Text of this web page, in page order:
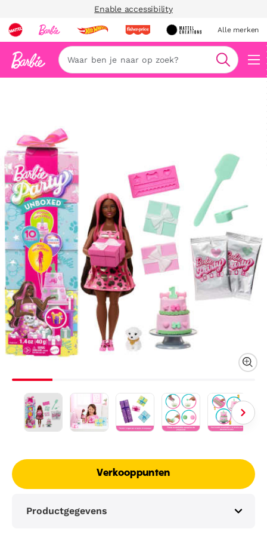
Enable accessibility
Alle merken
Zoeken
Verkooppunten
Productgegevens